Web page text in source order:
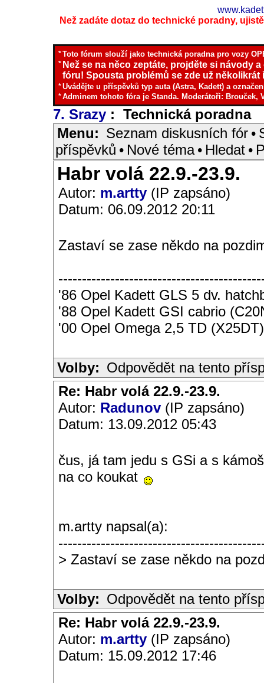
Než zadáte dotaz do technické poradny,
*Toto fórum slouží jako technická poradna pro vozy
* Než se na něco zeptáte, projděte si návody
fóru! Spousta problémů se zde už několikrát
*Uvádějte u příspěvků typ auta (Astra, Kadett) a
*Adminem tohoto fóra je Standa. Moderátoři: Brouček,
7. Srazy : Technická poradna
Menu: Seznam diskusních fór •
příspěvků • Nové téma • Hledat •
Habr volá 22.9.-23.9.
Autor: m.artty (IP zapsáno)
Datum: 06.09.2012 20:11
Zastaví se zase někdo na
'86 Opel Kadett GLS 5 dv.
'88 Opel Kadett GSI cabrio
'00 Opel Omega 2,5 TD (X25DT)
Volby: Odpovědět na tento
Re: Habr volá 22.9.-23.9.
Autor: Radunov (IP zapsáno)
Datum: 13.09.2012 05:43
čus, já tam jedu s GSi a s
na co koukat
m.artty napsal(a):
> Zastaví se zase někdo na
Volby: Odpovědět na tento
Re: Habr volá 22.9.-23.9.
Autor: m.artty (IP zapsáno)
Datum: 15.09.2012 17:46